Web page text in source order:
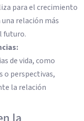
para el crecimiento
relación más
futuro.
de vida, como
o perspectivas,
la relación